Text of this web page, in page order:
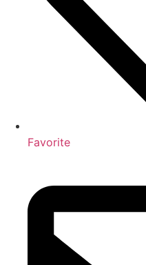
Favorite